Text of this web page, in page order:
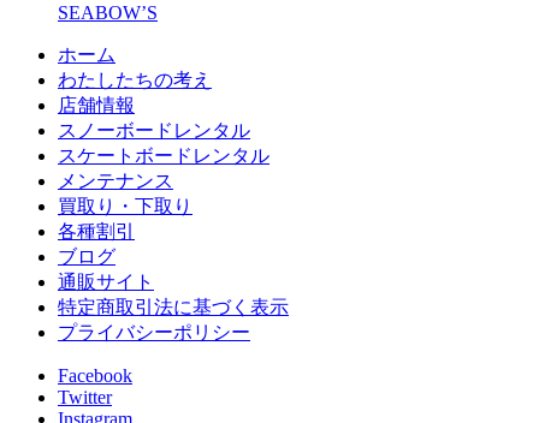
SEABOW’S
ホーム
わたしたちの考え
店舗情報
スノーボードレンタル
スケートボードレンタル
メンテナンス
買取り・下取り
各種割引
ブログ
通販サイト
特定商取引法に基づく表示
プライバシーポリシー
Facebook
Twitter
Instagram